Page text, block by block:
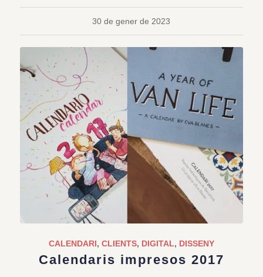
30 de gener de 2023
CALENDARI, CLIENTS, DIGITAL, DISSENY
Calendaris impresos 2017